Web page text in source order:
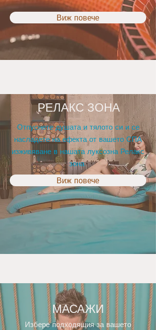
Виж повече
РЕЛАКС ЗОНА
Отпуснете душата и тялото си и се
насладете на ефекта от вашето СПА
изживяване в нашата луксозна Релакс
зона.
Виж повече
МАСАЖИ
Избере подходящия за вашето